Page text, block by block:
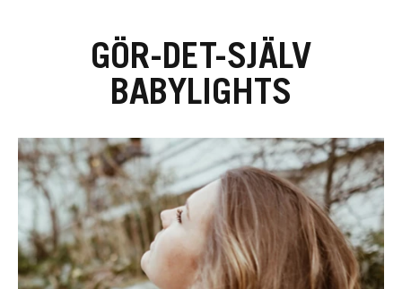
GÖR-DET-SJÄLV
BABYLIGHTS